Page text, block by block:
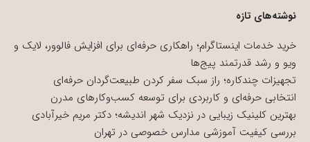
نوشته‌های تازه
خرید خدمات اینستاگرام؛ راهکاری حرفه‌ای برای افزایش فالوور، لایک و
ویو و رشد قدرتمند پیج‌ها
تجهیزات چندکاره؛ راز سبک سفر کردن طبیعت‌گردان حرفه‌ای
انتخابی حرفه‌ای و کاربردی برای توسعه کسب‌وکارهای مدرن
بهترین کلینیک زیبایی در نزدیک شهر اندیشه؛ دکتر مریم خیرآبادی
بررسی کیفیت آموزشی مدارس خصوصی در تهران